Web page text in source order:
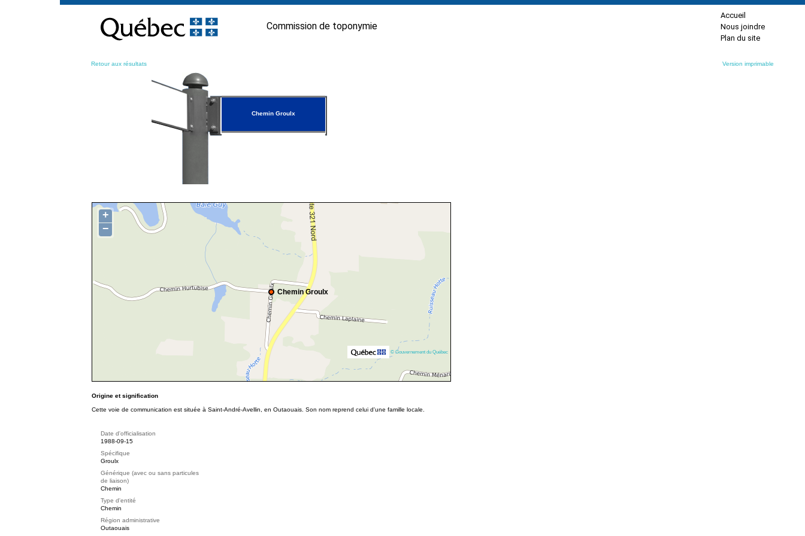
contenu
Commission de toponymie
Accueil
Nous joindre
Plan du site
Retour aux résultats Version imprimable
Chemin Groulx
Chemin Groulx
+
−
© Gouvernement du Québec
Origine et signification
Cette voie de communication est située à Saint-André-Avellin, en Outaouais. Son nom reprend celui d'une famille locale.
Date d'officialisation
1988-09-15
Spécifique
Groulx
Générique (avec ou sans particules
de liaison)
Chemin
Type d'entité
Chemin
Région administrative
Outaouais